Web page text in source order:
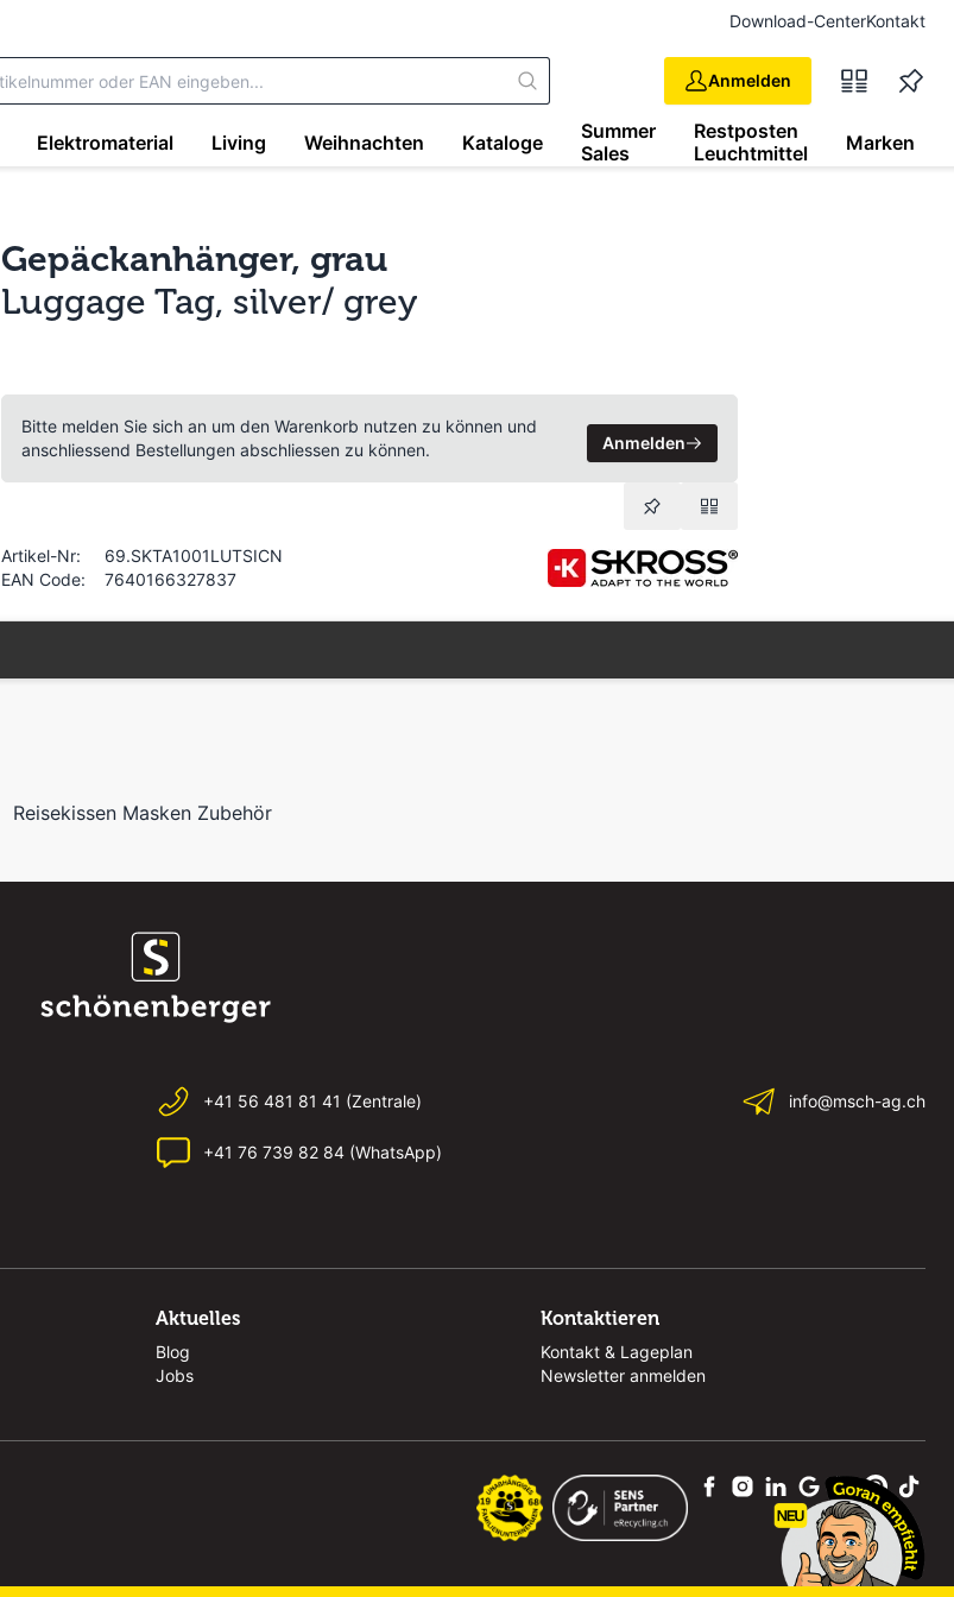
Download-CenterKontakt
Anmelden
Elektromaterial Living Weihnachten Kataloge
Summer
Sales
Restposten
Leuchtmittel
Marken
Gepäckanhänger, grau
Luggage Tag, silver/ grey
Bitte melden Sie sich an um den Warenkorb nutzen zu können und
anschliessend Bestellungen abschliessen zu können.
Anmelden
Artikel-Nr:
69.SKTA1001LUTSICN
EAN Code:
7640166327837
Reisekissen Masken Zubehör
+41 56 481 81 41 (Zentrale)
+41 76 739 82 84 (WhatsApp)
info@msch-ag.ch
Aktuelles
Blog
Jobs
Kontaktieren
Kontakt & Lageplan
Newsletter anmelden